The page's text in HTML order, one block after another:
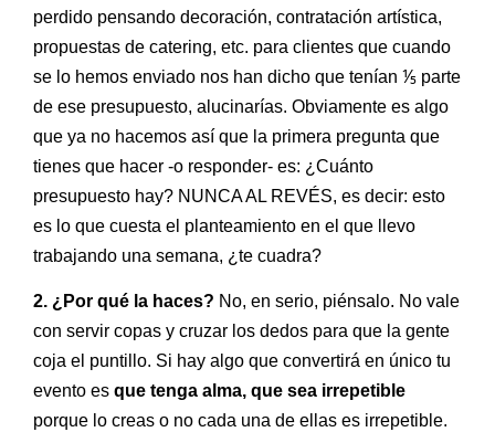
perdido pensando decoración, contratación artística,
propuestas de catering, etc. para clientes que cuando
se lo hemos enviado nos han dicho que tenían ⅕ parte
de ese presupuesto, alucinarías. Obviamente es algo
que ya no hacemos así que la primera pregunta que
tienes que hacer -o responder- es: ¿Cuánto
presupuesto hay? NUNCA AL REVÉS, es decir: esto
es lo que cuesta el planteamiento en el que llevo
trabajando una semana, ¿te cuadra?
2. ¿Por qué la haces? No, en serio, piénsalo. No vale
con servir copas y cruzar los dedos para que la gente
coja el puntillo. Si hay algo que convertirá en único tu
evento es que tenga alma, que sea irrepetible
porque lo creas o no cada una de ellas es irrepetible.